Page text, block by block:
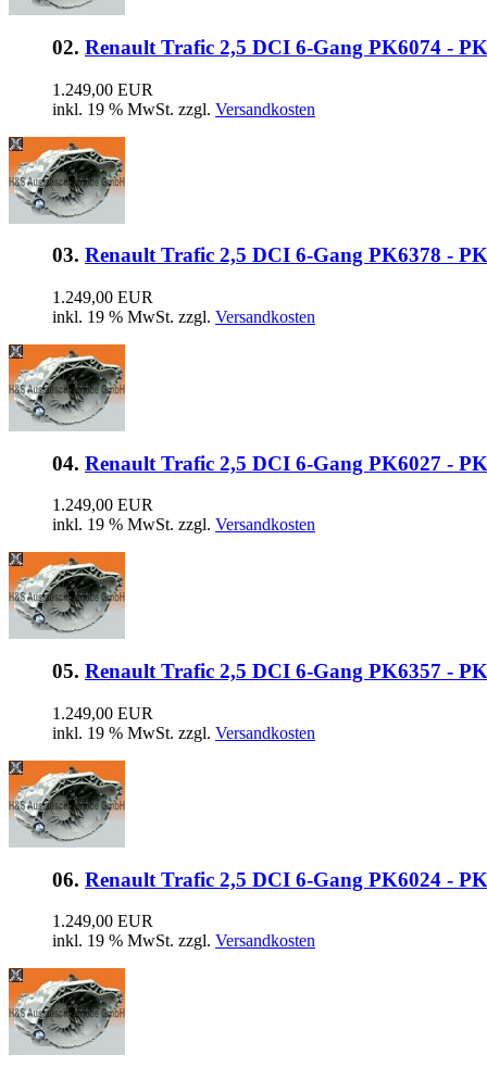
02. Renault Trafic 2,5 DCI 6-Gang PK6074 -
1.249,00 EUR
inkl. 19 % MwSt. zzgl. Versandkosten
03. Renault Trafic 2,5 DCI 6-Gang PK6378 -
1.249,00 EUR
inkl. 19 % MwSt. zzgl. Versandkosten
04. Renault Trafic 2,5 DCI 6-Gang PK6027 -
1.249,00 EUR
inkl. 19 % MwSt. zzgl. Versandkosten
05. Renault Trafic 2,5 DCI 6-Gang PK6357 -
1.249,00 EUR
inkl. 19 % MwSt. zzgl. Versandkosten
06. Renault Trafic 2,5 DCI 6-Gang PK6024 -
1.249,00 EUR
inkl. 19 % MwSt. zzgl. Versandkosten